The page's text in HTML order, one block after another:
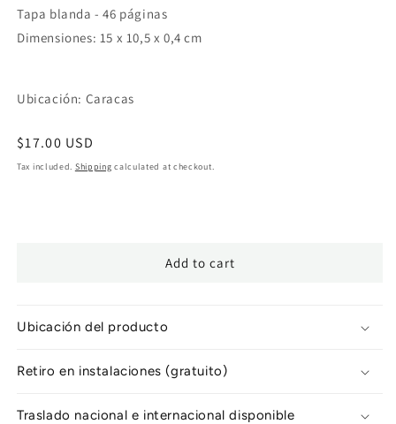
Tapa blanda - 46 páginas
Dimensiones: 15 x 10,5 x 0,4 cm
Ubicación: Caracas
Regular
price
$17.00 USD
Tax included. Shipping calculated at checkout.
Add to cart
Ubicación del producto
Retiro en instalaciones (gratuito)
Traslado nacional e internacional disponible